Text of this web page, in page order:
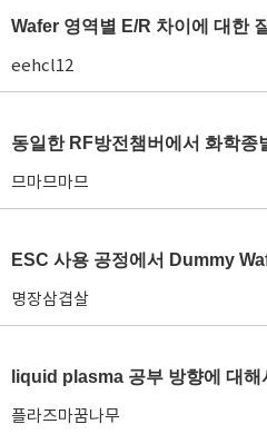
eehcl12
동일한 RF방전챔버에서 화학종
므마므마므
명장삼겹살
liquid plasma 공부 방향에 대해
플라즈마꿈나무